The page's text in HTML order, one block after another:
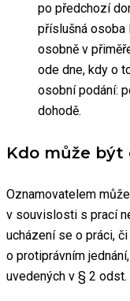
po předchozí
příslušná osoba
osobně v
ode dne, kdy o
osobní podání:
dohodě.
Kdo může být
Oznamovatelem
v souvislosti s prací
ucházení se o práci,
o protiprávním
uvedených v § 2 odst.